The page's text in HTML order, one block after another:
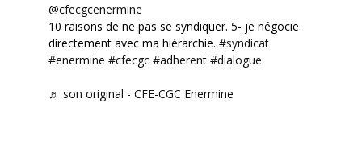
@cfecgcenermine
10 raisons de ne pas se syndiquer. 5- je négocie
directement avec ma hiérarchie. #syndicat
#enermine #cfecgc #adherent #dialogue
♬ son original - CFE-CGC Enermine